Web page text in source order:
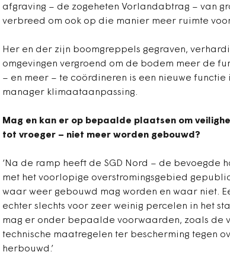
afgraving – de zogeheten Vorlandabtrag – van
verbreed om ook op die manier meer ruimte
Her en der zijn boomgreppels gegraven,
omgevingen vergroend om de bodem meer de
– en meer – te coördineren is een nieuwe functie
manager klimaataanpassing.
Mag en kan er op bepaalde plaatsen om
tot vroeger – niet meer worden gebouwd?
‘Na de ramp heeft de SGD Nord – de bevoegde
met het voorlopige overstromingsgebied
waar weer gebouwd mag worden en waar niet.
echter slechts voor zeer weinig percelen in het
mag er onder bepaalde voorwaarden, zoals de
technische maatregelen ter bescherming tegen
herbouwd.’